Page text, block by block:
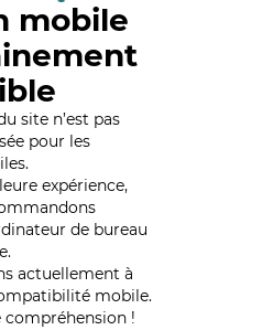
mobile
site n’est pas
pour les
expérience,
de bureau
actuellement à
mobile.
compréhension !